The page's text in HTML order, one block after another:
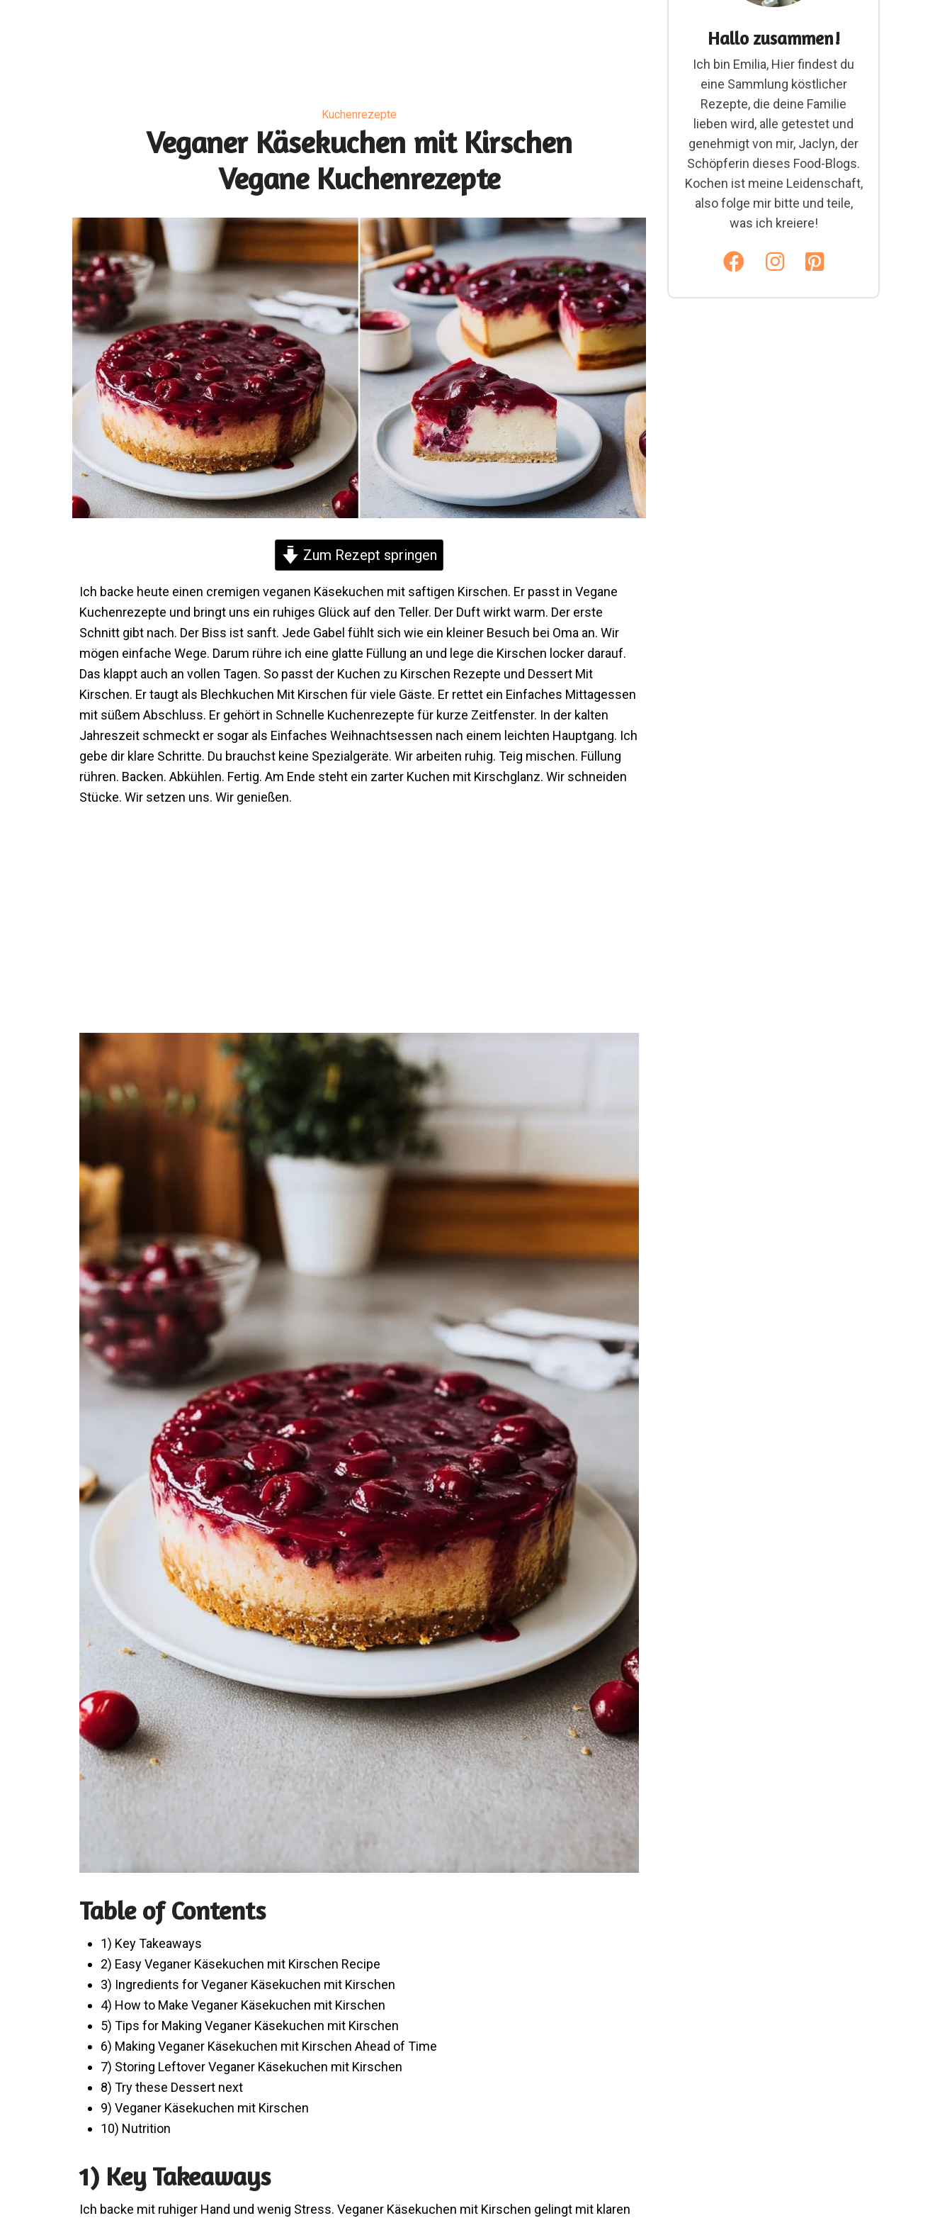
Kuchenrezepte
Veganer Käsekuchen mit Kirschen
Vegane Kuchenrezepte
Zum Rezept springen
Ich backe heute einen cremigen veganen Käsekuchen mit saftigen Kirschen. Er passt in Vegane
Kuchenrezepte und bringt uns ein ruhiges Glück auf den Teller. Der Duft wirkt warm. Der erste
Schnitt gibt nach. Der Biss ist sanft. Jede Gabel fühlt sich wie ein kleiner Besuch bei Oma an. Wir
mögen einfache Wege. Darum rühre ich eine glatte Füllung an und lege die Kirschen locker darauf.
Das klappt auch an vollen Tagen. So passt der Kuchen zu Kirschen Rezepte und Dessert Mit
Kirschen. Er taugt als Blechkuchen Mit Kirschen für viele Gäste. Er rettet ein Einfaches Mittagessen
mit süßem Abschluss. Er gehört in Schnelle Kuchenrezepte für kurze Zeitfenster. In der kalten
Jahreszeit schmeckt er sogar als Einfaches Weihnachtsessen nach einem leichten Hauptgang. Ich
gebe dir klare Schritte. Du brauchst keine Spezialgeräte. Wir arbeiten ruhig. Teig mischen. Füllung
rühren. Backen. Abkühlen. Fertig. Am Ende steht ein zarter Kuchen mit Kirschglanz. Wir schneiden
Stücke. Wir setzen uns. Wir genießen.
Table of Contents
1) Key Takeaways
2) Easy Veganer Käsekuchen mit Kirschen Recipe
3) Ingredients for Veganer Käsekuchen mit Kirschen
4) How to Make Veganer Käsekuchen mit Kirschen
5) Tips for Making Veganer Käsekuchen mit Kirschen
6) Making Veganer Käsekuchen mit Kirschen Ahead of Time
7) Storing Leftover Veganer Käsekuchen mit Kirschen
8) Try these Dessert next
9) Veganer Käsekuchen mit Kirschen
10) Nutrition
1) Key Takeaways
Ich backe mit ruhiger Hand und wenig Stress. Veganer Käsekuchen mit Kirschen gelingt mit klaren
Hallo zusammen!
Ich bin Emilia, Hier findest du
eine Sammlung köstlicher
Rezepte, die deine Familie
lieben wird, alle getestet und
genehmigt von mir, Jaclyn, der
Schöpferin dieses Food-Blogs.
Kochen ist meine Leidenschaft,
also folge mir bitte und teile,
was ich kreiere!